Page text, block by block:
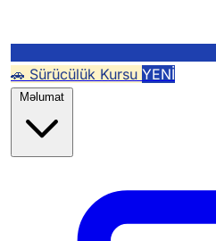
🚗 Sürücülük Kursu YENİ
Məlumat